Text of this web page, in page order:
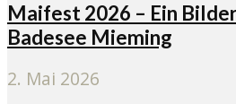
Maifest 2026 – Ein
Badesee Mieming
2. Mai 2026